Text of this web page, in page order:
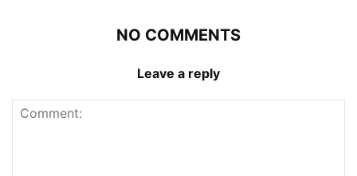
NO COMMENTS
Leave a reply